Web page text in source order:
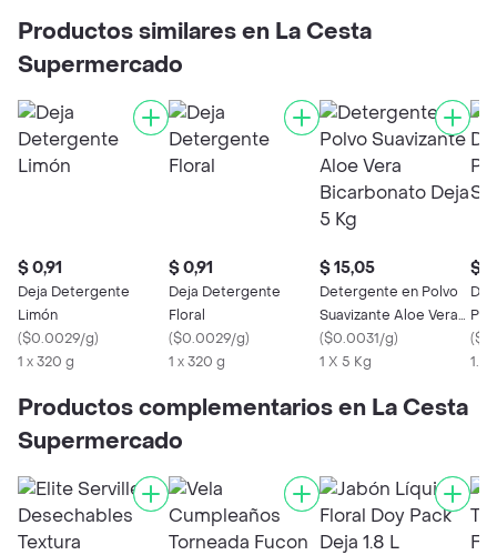
Productos similares en La Cesta
Supermercado
$ 0,91
Deja Detergente
Limón
($0.0029/g)
1 x 320 g
$ 0,91
Deja Detergente
Floral
($0.0029/g)
1 x 320 g
$ 15,05
Detergente en Polvo
Suavizante Aloe Vera
Bicarbonato Deja 5 Kg
($0.0031/g)
1 X 5 Kg
$
(
1.2
Productos complementarios en La Cesta
Supermercado